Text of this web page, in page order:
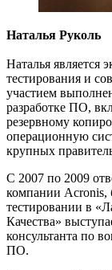
Наталья Руколь
Наталья является
тестирования и
участием
разработке ПО,
резервному
операционную
крупных
С 2007 по 2009
компании Acronis,
тестировании в
Качества»
консультанта по
ПО.